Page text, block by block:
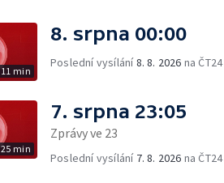
11 min
8. srpna 00:00
Poslední vysílání8. 8. 2026 na ČT24
25 min
7. srpna 23:05
Zprávy ve 23
Poslední vysílání 7. 8. 2026 na ČT24